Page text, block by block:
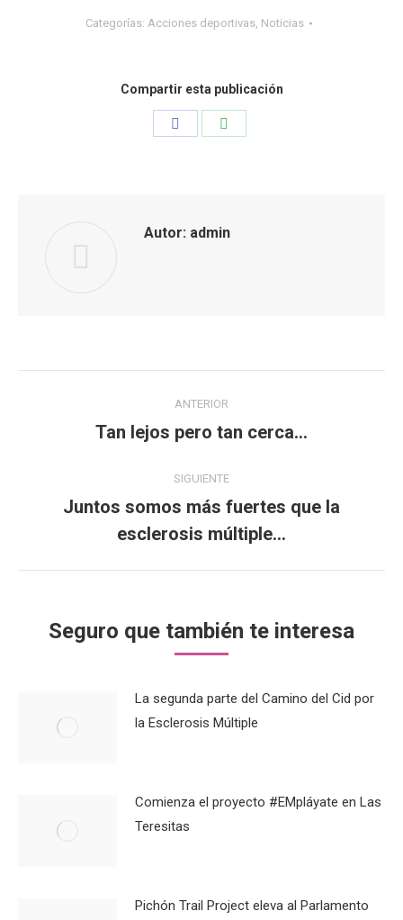
Categorías: Acciones deportivas, Noticias
Compartir esta publicación
Autor: admin
publicaciones
ANTERIOR
Publicación
Tan lejos pero tan cerca…
SIGUIENTE
Publicación
siguiente:
Juntos somos más fuertes que la
esclerosis múltiple…
Seguro que también te interesa
La segunda parte del Camino del Cid por
la Esclerosis Múltiple
Comienza el proyecto #EMpláyate en Las
Teresitas
Pichón Trail Project eleva al Parlamento